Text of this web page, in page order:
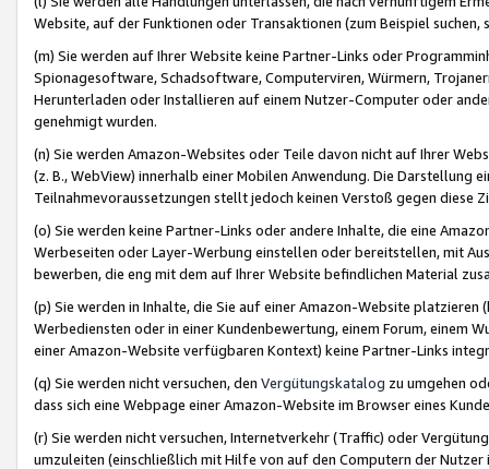
Website, auf der Funktionen oder Transaktionen (zum Beispiel
(m) Sie werden auf Ihrer Website keine Partner-Links oder
Spionagesoftware, Schadsoftware, Computerviren, Würmern,
Herunterladen oder Installieren auf einem Nutzer-Computer oder
genehmigt wurden.
(n) Sie werden Amazon-Websites oder Teile davon nicht auf Ihrer
(z. B., WebView) innerhalb einer Mobilen Anwendung. Die Darstellung
Teilnahmevoraussetzungen stellt jedoch keinen Verstoß gegen diese
(o) Sie werden keine Partner-Links oder andere Inhalte, die eine
Werbeseiten oder Layer-Werbung einstellen oder bereitstellen, mit
bewerben, die eng mit dem auf Ihrer Website befindlichen Material
(p) Sie werden in Inhalte, die Sie auf einer Amazon-Website
Werbediensten oder in einer Kundenbewertung, einem Forum, einem
einer Amazon-Website verfügbaren Kontext) keine Partner-Links
(q) Sie werden nicht versuchen, den Vergütungskatalog zu umgehen
dass sich eine Webpage einer Amazon-Website im Browser eines
(r) Sie werden nicht versuchen, Internetverkehr (Traffic) oder
umzuleiten (einschließlich mit Hilfe von auf den Computern der